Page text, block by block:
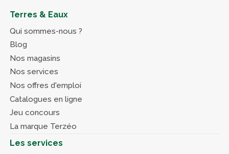
Terres & Eaux
Qui sommes-nous ?
Blog
Nos magasins
Nos services
Nos offres d'emploi
Catalogues en ligne
Jeu concours
La marque Terzéo
Les services